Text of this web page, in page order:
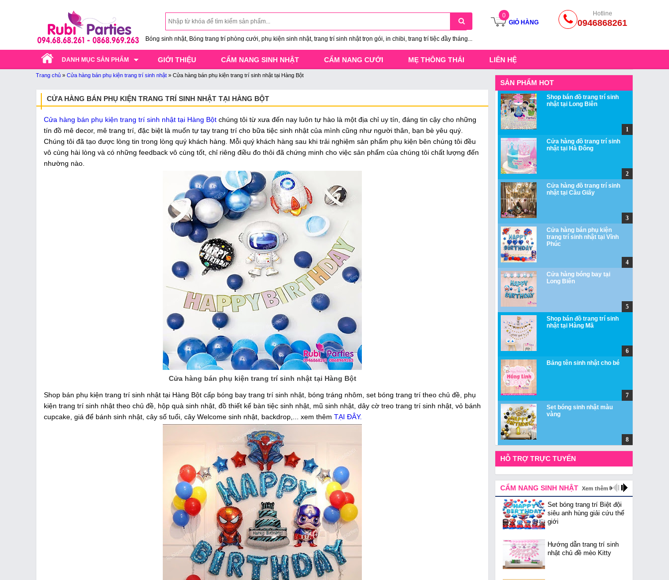
Bóng sinh nhật, Bóng trang trí phòng cưới, phụ kiện sinh nhật, trang trí sinh nhật trọn gói, in chibi, trang trí tiệc đầy tháng...
0
GIỎ HÀNG
Hotline
0946868261
DANH MỤC SẢN PHẨM GIỚI THIỆU CẨM NANG SINH NHẬT CẨM NANG CƯỚI MẸ THÔNG THÁI LIÊN HỆ
Trang chủ » Cửa hàng bán phụ kiện trang trí sinh nhật » Cửa hàng bán phụ kiện trang trí sinh nhật tại Hàng Bột
CỬA HÀNG BÁN PHỤ KIỆN TRANG TRÍ SINH NHẬT TẠI HÀNG BỘT
Cửa hàng bán phụ kiện trang trí sinh nhật tại Hàng Bột chúng tôi từ xưa đến nay luôn tự hào là một địa chỉ uy tín, đáng tin cậy cho những
tín đồ mê decor, mê trang trí, đặc biệt là muốn tự tay trang trí cho bữa tiệc sinh nhật của mình cũng như người thân, bạn bè yêu quý.
Chúng tôi đã tạo được lòng tin trong lòng quý khách hàng. Mỗi quý khách hàng sau khi trải nghiệm sản phẩm phụ kiện bên chúng tôi đều
vô cùng hài lòng và có những feedback vô cùng tốt, chỉ riêng điều đo thôi đã chứng minh cho việc sản phẩm của chúng tôi chất lượng đến
nhường nào.
Cửa hàng bán phụ kiện trang trí sinh nhật tại Hàng Bột
Shop bán phụ kiện trang trí sinh nhật tại Hàng Bột cấp bóng bay trang trí sinh nhật, bóng tráng nhôm, set bóng trang trí theo chủ đề, phụ
kiện trang trí sinh nhật theo chủ đề, hộp quà sinh nhật, đồ thiết kế bàn tiệc sinh nhật, mũ sinh nhật, dây cờ treo trang trí sinh nhật, vỏ bánh
cupcake, giá để bánh sinh nhật, cây số tuổi, cây Welcome sinh nhật, backdrop,... xem thêm TẠI ĐÂY.
SẢN PHẨM HOT
Shop bán đồ trang trí sinh
nhật tại Long Biên
Cửa hàng đồ trang trí sinh
nhật tại Hà Đông
Cửa hàng đồ trang trí sinh
nhật tại Cầu Giấy
Cửa hàng bán phụ kiện
trang trí sinh nhật tại Vĩnh
Phúc
Cửa hàng bóng bay tại
Long Biên
Shop bán đồ trang trí sinh
nhật tại Hàng Mã
Bảng tên sinh nhật cho bé
Set bóng sinh nhật màu
vàng
HỖ TRỢ TRỰC TUYẾN
CẨM NANG SINH NHẬT Xem thêm
Set bóng trang trí Biệt đội
siêu anh hùng giải cứu thế
giới
Hướng dẫn trang trí sinh
nhật chủ đề mèo Kitty